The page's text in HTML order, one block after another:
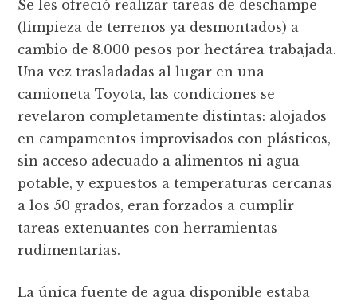
Se les ofreció realizar tareas de deschampe
(limpieza de terrenos ya desmontados) a
cambio de 8.000 pesos por hectárea trabajada.
Una vez trasladadas al lugar en una
camioneta Toyota, las condiciones se
revelaron completamente distintas: alojados
en campamentos improvisados con plásticos,
sin acceso adecuado a alimentos ni agua
potable, y expuestos a temperaturas cercanas
a los 50 grados, eran forzados a cumplir
tareas extenuantes con herramientas
rudimentarias.
La única fuente de agua disponible estaba